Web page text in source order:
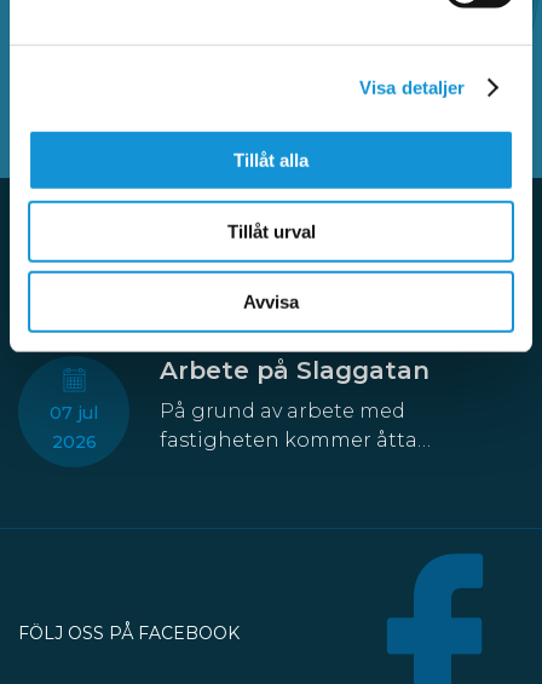
Visa detaljer
Tillåt alla
Tillåt urval
Avvisa
Aktuellt
07 jul
2026
Arbete på Slaggatan
På grund av arbete med
fastigheten kommer åtta
nordöstra sidan av Slaggatan
enligt kartbilden här ovan får
fordon inte stannas eller parkeras
under perioden 13 juli till 30
oktober.
FÖLJ OSS PÅ FACEBOOK